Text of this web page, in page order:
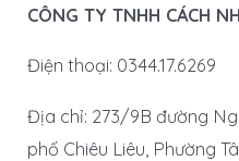
CÔNG TY TNHH CÁCH
Điện thoại: 0344.17.6269
Địa chỉ: 273/9B đường
phố Chiêu Liêu, Phường